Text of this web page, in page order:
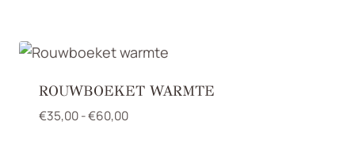
ROUWBOEKET WARMTE
€35,00-€60,00Prijsklasse: